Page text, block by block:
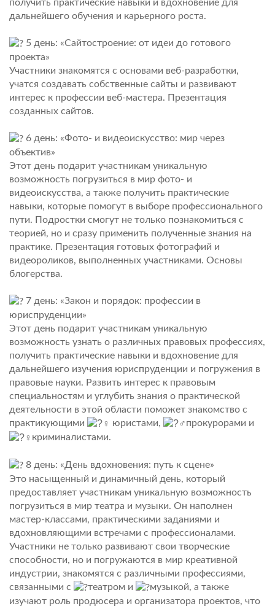
получить практические навыки и вдохновение для
дальнейшего обучения и карьерного роста.
5 день: «Сайтостроение: от идеи до готового
проекта»
Участники знакомятся с основами веб-разработки,
учатся создавать собственные сайты и развивают
интерес к профессии веб-мастера. Презентация
созданных сайтов.
6 день: «Фото- и видеоискусство: мир через
объектив»
Этот день подарит участникам уникальную
возможность погрузиться в мир фото- и
видеоискусства, а также получить практические
навыки, которые помогут в выборе профессионального
пути. Подростки смогут не только познакомиться с
теорией, но и сразу применить полученные знания на
практике. Презентация готовых фотографий и
видеороликов, выполненных участниками. Основы
блогерства.
7 день: «Закон и порядок: профессии в
юриспруденции»
Этот день подарит участникам уникальную
возможность узнать о различных правовых профессиях,
получить практические навыки и вдохновение для
дальнейшего изучения юриспруденции и погружения в
правовые науки. Развить интерес к правовым
специальностям и углубить знания о практической
деятельности в этой области поможет знакомство с
практикующими
юристами,
прокурорами и
криминалистами.
8 день: «День вдохновения: путь к сцене»
Это насыщенный и динамичный день, который
предоставляет участникам уникальную возможность
погрузиться в мир театра и музыки. Он наполнен
мастер-классами, практическими заданиями и
вдохновляющими встречами с профессионалами.
Участники не только развивают свои творческие
способности, но и погружаются в мир креативной
индустрии, знакомятся с различными профессиями,
связанными с
театром и
музыкой, а также
изучают роль продюсера и организатора проектов, что